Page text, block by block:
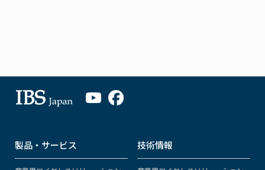
製品・サービス 技術情報